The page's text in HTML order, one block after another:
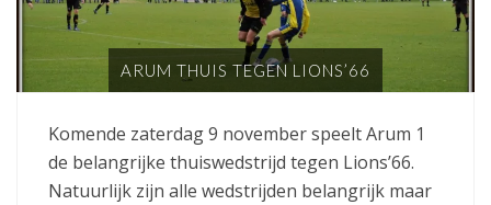
ARUM THUIS TEGEN LIONS’66
Komende zaterdag 9 november speelt Arum 1
de belangrijke thuiswedstrijd tegen Lions’66.
Natuurlijk zijn alle wedstrijden belangrijk maar